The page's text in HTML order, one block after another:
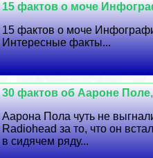
15 фактов о моче
15 фактов о моче
Интересные факты...
30 фактов об Аароне
Аарона Пола чуть не
Radiohead за то, что он
в сидячем ряду...